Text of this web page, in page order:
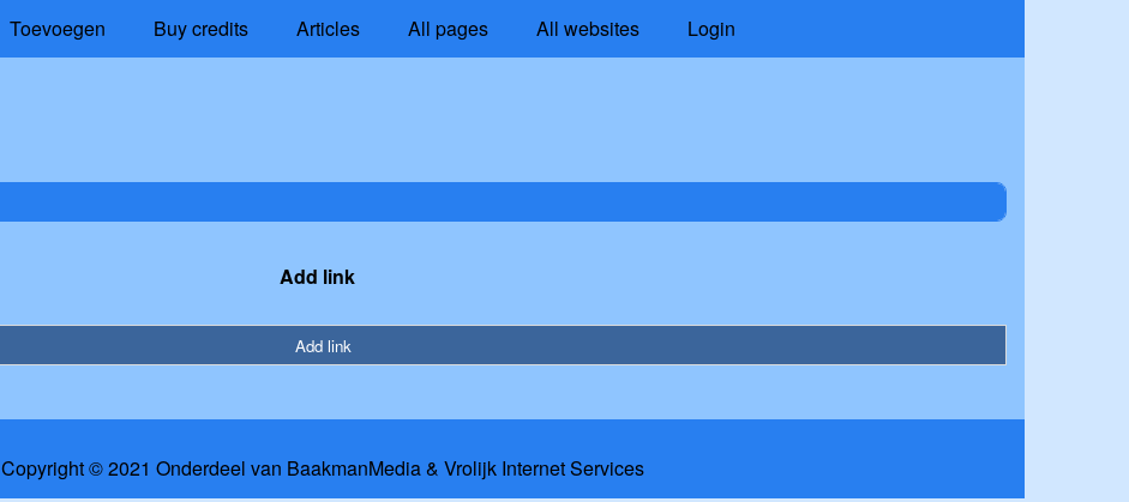
Toevoegen Buy credits Articles All pages All websites Login
Add link
Add link
Copyright © 2021 Onderdeel van BaakmanMedia& Vrolijk Internet Services